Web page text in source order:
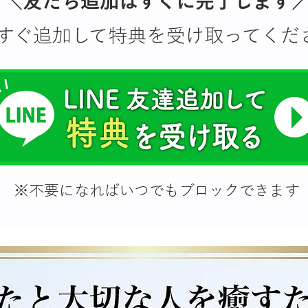
ぐ追加して特典を受け取ってくだ
※不要になればいつでもブロックできます